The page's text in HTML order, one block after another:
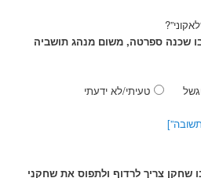
שכנה ספרטה, משום מנהג תושביה
טעיתי/לא ידעתי
שחקן צריך לרדוף ולתפוס את שחקני